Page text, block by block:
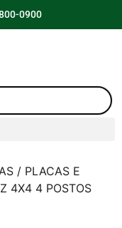
0900
/ PLACAS E
4X4 4 POSTOS